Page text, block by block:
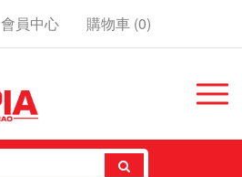
會員中心 購物車 (0)